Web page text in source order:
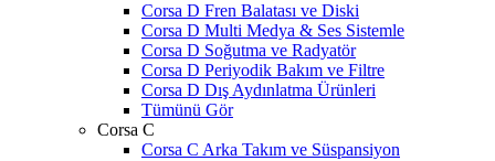
Corsa D Fren Balatası ve Diski
Corsa D Multi Medya & Ses Sistemle
Corsa D Soğutma ve Radyatör
Corsa D Periyodik Bakım ve Filtre
Corsa D Dış Aydınlatma Ürünleri
Tümünü Gör
Corsa C
Corsa C Arka Takım ve Süspansiyon